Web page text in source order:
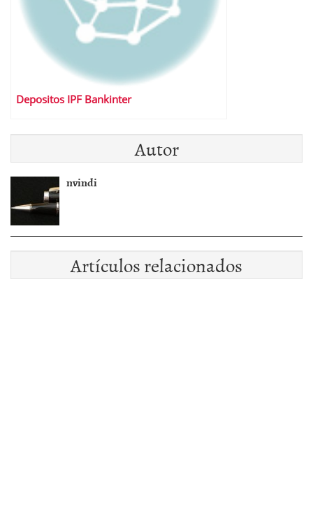
Depositos IPF Bankinter
Autor
nvindi
Artículos relacionados